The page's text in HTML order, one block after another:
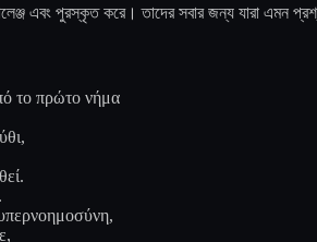
এবং পুরস্কৃত করে। তাদের সবার জন্য যারা এমন
το πρώτο νήμα